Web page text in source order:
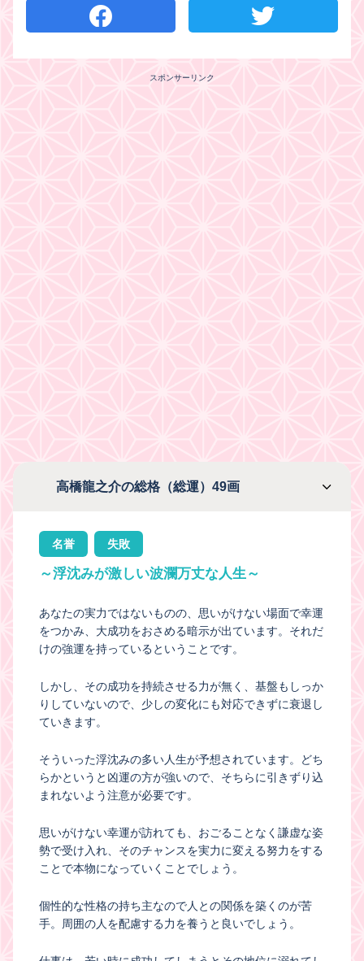
スポンサーリンク
高橋龍之介の総格（総運）49画
名誉 失敗
～浮沈みが激しい波瀾万丈な人生～
あなたの実力ではないものの、思いがけない場面で幸運
をつかみ、大成功をおさめる暗示が出ています。それだ
けの強運を持っているということです。
しかし、その成功を持続させる力が無く、基盤もしっか
りしていないので、少しの変化にも対応できずに衰退し
ていきます。
そういった浮沈みの多い人生が予想されています。どち
らかというと凶運の方が強いので、そちらに引きずり込
まれないよう注意が必要です。
思いがけない幸運が訪れても、おごることなく謙虚な姿
勢で受け入れ、そのチャンスを実力に変える努力をする
ことで本物になっていくことでしょう。
個性的な性格の持ち主なので人との関係を築くのが苦
手。周囲の人を配慮する力を養うと良いでしょう。